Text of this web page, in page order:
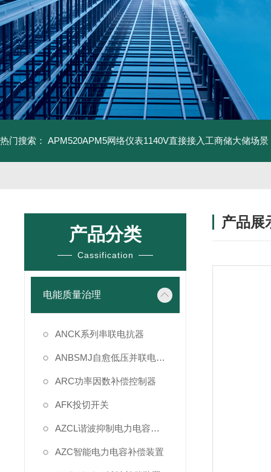
热门搜索： APM520APM5网络仪表1140V直接接入工商储大储场景
产品分类
Cassification
电能质量治理
ANCK系列串联电抗器
ANBSMJ自愈低压并联电容器
ARC功率因数补偿控制器
AFK投切开关
AZCL谐波抑制电力电容补偿
AZC智能电力电容补偿装置
产品展